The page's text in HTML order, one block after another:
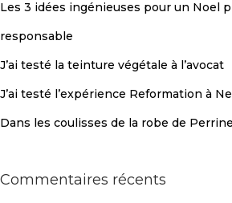
Les 3 idées ingénieuses pour un Noel
responsable
J’ai testé la teinture végétale à l’avocat
J’ai testé l’expérience Reformation à
Dans les coulisses de la robe de Perrine
Commentaires récents